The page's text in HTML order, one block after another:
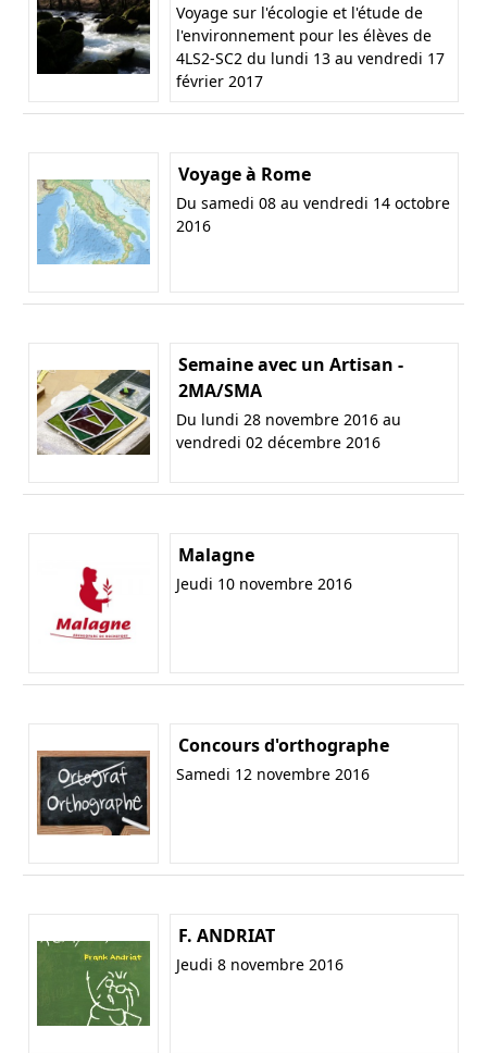
Voyage sur l'écologie et l'étude de
l'environnement pour les élèves de
4LS2-SC2 du lundi 13 au vendredi 17
février 2017
Voyage à Rome
Du samedi 08 au vendredi 14 octobre
2016
Semaine avec un Artisan -
2MA/SMA
Du lundi 28 novembre 2016 au
vendredi 02 décembre 2016
Malagne
Jeudi 10 novembre 2016
Concours d'orthographe
Samedi 12 novembre 2016
F. ANDRIAT
Jeudi 8 novembre 2016